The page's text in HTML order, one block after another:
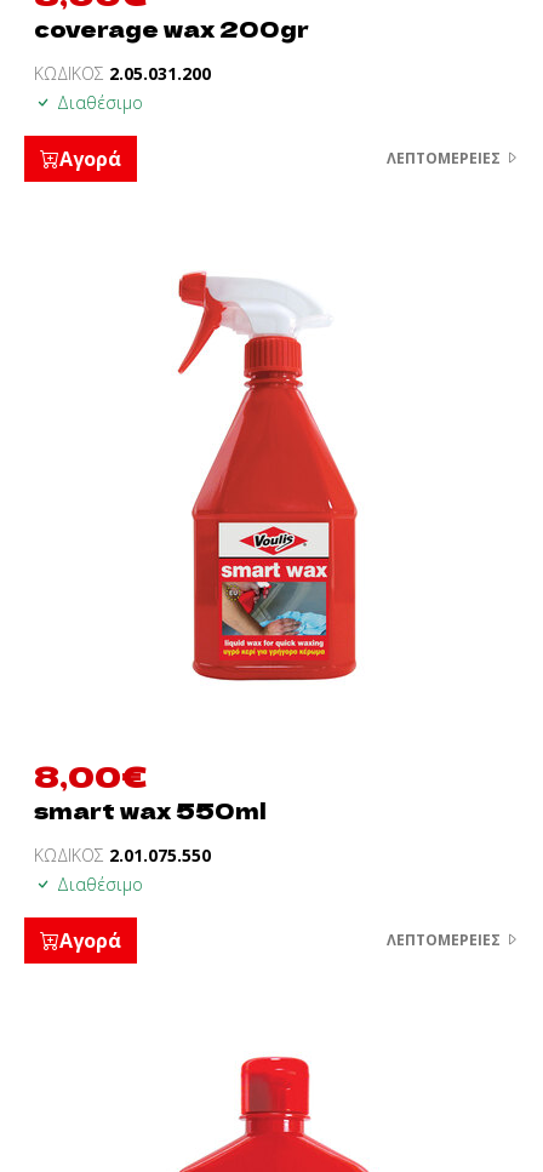
coverage wax 200gr
ΚΩΔΙΚΟΣ 2.05.031.200
Διαθέσιμο
Αγορά ΛΕΠΤΟΜΈΡΕΙΕΣ
8,00€
smart wax 550ml
ΚΩΔΙΚΟΣ 2.01.075.550
Διαθέσιμο
Αγορά ΛΕΠΤΟΜΈΡΕΙΕΣ